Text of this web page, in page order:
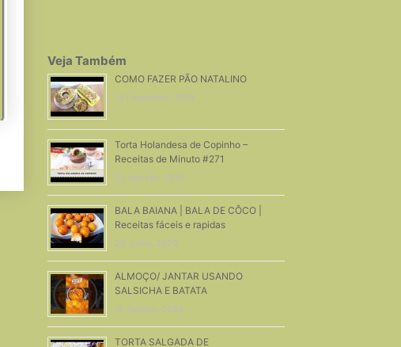
Veja Também
COMO FAZER PÃO NATALINO
14 Dezembro, 2018
Torta Holandesa de Copinho –
Receitas de Minuto #271
22 Agosto, 2016
BALA BAIANA | BALA DE CÔCO |
Receitas fáceis e rapidas
29 Julho, 2020
ALMOÇO/ JANTAR USANDO
SALSICHA E BATATA
15 Janeiro, 2023
TORTA SALGADA DE